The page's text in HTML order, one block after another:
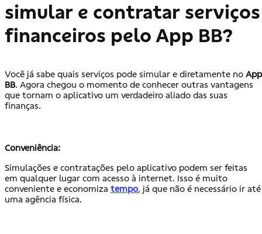
simular e contratar serviços
financeiros pelo App BB?
Você já sabe quais serviços pode simular e diretamente no App
BB. Agora chegou o momento de conhecer outras vantagens
que tornam o aplicativo um verdadeiro aliado das suas
finanças.
Conveniência:
Simulações e contratações pelo aplicativo podem ser feitas
em qualquer lugar com acesso à internet. Isso é muito
conveniente e economiza tempo, já que não é necessário ir até
uma agência física.